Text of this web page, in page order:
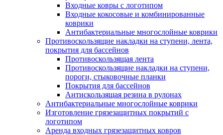
Входные ковры с логотипом
Входные кокосовые и комбинированные
коврики
Антибактериальные многослойные коврики
Противоскользящие накладки на ступени, лента,
покрытия для бассейнов
Противоскользящая лента
Противоскользящие накладки на ступени,
пороги, стыковочные планки
Покрытия для бассейнов
Антискользящая резина в рулонах
Антибактериальные многослойные коврики
Изготовление грязезащитных покрытий с
логотипом
Аренда входных грязезащитных ковров